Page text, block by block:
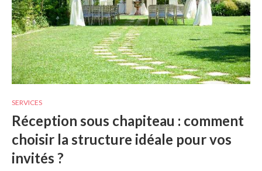
SERVICES
Réception sous chapiteau : comment
choisir la structure idéale pour vos
invités ?